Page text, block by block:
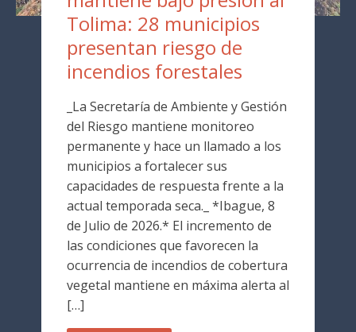
Tolima: 28 municipios
presentan riesgo de
incendios forestales
_La Secretaría de Ambiente y Gestión
del Riesgo mantiene monitoreo
permanente y hace un llamado a los
municipios a fortalecer sus
capacidades de respuesta frente a la
actual temporada seca._ *Ibague, 8
de Julio de 2026.* El incremento de
las condiciones que favorecen la
ocurrencia de incendios de cobertura
vegetal mantiene en máxima alerta al
[…]